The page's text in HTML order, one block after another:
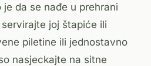
da se nađe u prehrani
joj štapiće ili
piletine ili jednostavno
nasjeckajte na sitne